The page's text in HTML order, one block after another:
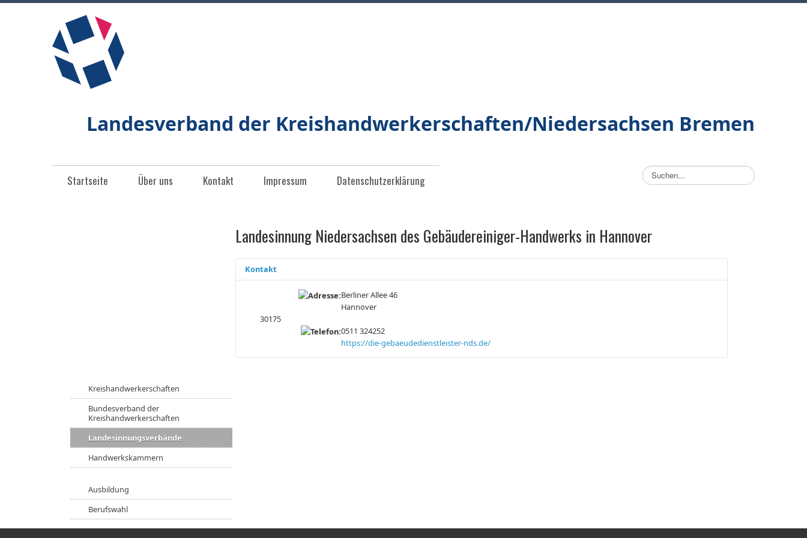
Landesverband der Kreishandwerkerschaften/Niedersachsen Bremen
Startseite Über uns Kontakt Impressum Datenschutzerklärung
Suchen...
Landesinnung Niedersachsen des Gebäudereiniger-Handwerks in Hannover
Kontakt
Berliner Allee 46
Hannover
30175
0511 324252
https://die-gebaeudedienstleister-nds.de/
Kreishandwerkerschaften
Bundesverband der
Kreishandwerkerschaften
Landesinnungsverbände
Handwerkskammern
Ausbildung
Berufswahl